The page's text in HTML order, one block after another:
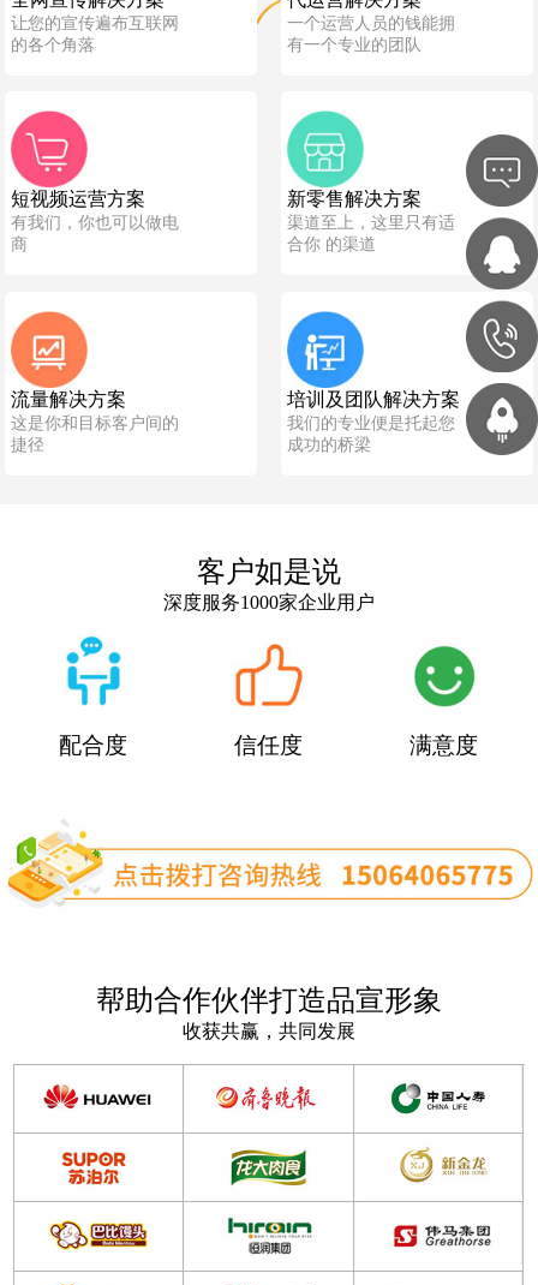
让您的宣传遍布互联网
的各个角落
一个运营人员的钱能拥
有一个专业的团队
短视频运营方案
有我们，你也可以做电
商
新零售解决方案
渠道至上，这里只有适
合你 的渠道
流量解决方案
这是你和目标客户间的
捷径
培训及团队解决方案
我们的专业便是托起您
成功的桥梁
客户如是说
深度服务1000家企业用户
配合度 信任度 满意度
帮助合作伙伴打造品宣形象
收获共赢，共同发展